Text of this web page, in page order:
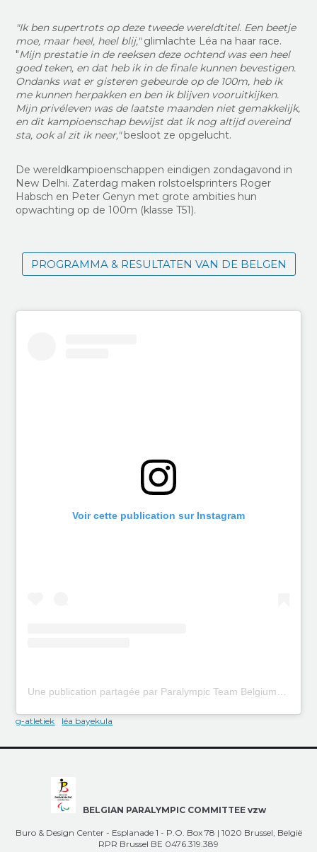
"Ik ben supertrots op deze tweede wereldtitel. Een beetje
moe, maar heel, heel blij,"glimlachte Léa na haar race.
"Mijn prestatie in de reeksen deze ochtend was een heel
goed teken, en dat heb ik in de finale kunnen bevestigen.
Ondanks wat er gisteren gebeurde op de 100m, heb ik
me kunnen herpakken en ben ik blijven vooruitkijken.
Mijn privéleven was de laatste maanden niet gemakkelijk,
en dit kampioenschap bewijst dat ik nog altijd overeind
sta, ook al zit ik neer,"besloot ze opgelucht.
De wereldkampioenschappen eindigen zondagavond in
New Delhi. Zaterdag maken rolstoelsprinters Roger
Habsch en Peter Genyn met grote ambities hun
opwachting op de 100m (klasse T51).
PROGRAMMA & RESULTATEN VAN DE BELGEN
Voir cette publication sur Instagram
g-atletiek léa bayekula
BELGIAN PARALYMPIC COMMITTEE vzw
Buro & Design Center - Esplanade 1 - P.O. Box 78 | 1020 Brussel, België
RPR Brussel BE 0476.319.389